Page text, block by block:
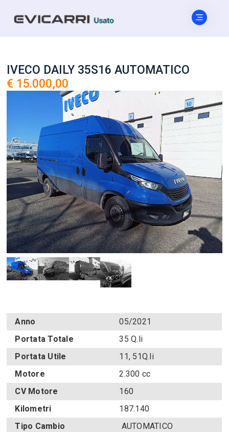
IVECO DAILY 35S16 AUTOMATICO
€ 15.000,00
Anno
05/2021
Portata Totale
35 Q.li
Portata Utile
11, 51Q.li
Motore
2.300 cc
CV Motore
160
Kilometri
187.140
Tipo Cambio
AUTOMATICO